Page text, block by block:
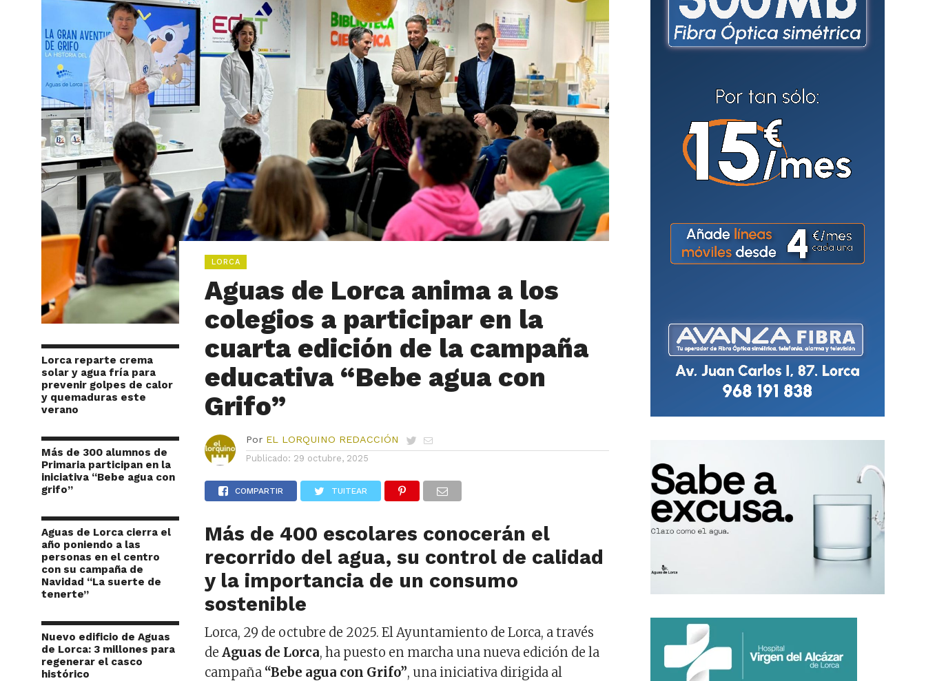
Lorca reparte crema
solar y agua fría para
prevenir golpes de calor
y quemaduras este
verano
Más de 300 alumnos de
Primaria participan en la
iniciativa “Bebe agua con
grifo”
Aguas de Lorca cierra el
año poniendo a las
personas en el centro
con su campaña de
Navidad “La suerte de
tenerte”
Nuevo edificio de Aguas
de Lorca: 3 millones para
regenerar el casco
histórico
LORCA
Aguas de Lorca anima a los
colegios a participar en la
cuarta edición de la campaña
educativa “Bebe agua con
Grifo”
Por EL LORQUINO REDACCIÓN
Publicado: 29 octubre, 2025
COMPARTIR TUITEAR
Más de 400 escolares conocerán el
recorrido del agua, su control de calidad
y la importancia de un consumo
sostenible
Lorca, 29 de octubre de 2025. El Ayuntamiento de Lorca, a través
deAguas de Lorca, ha puesto en marcha una nueva edición de la
campaña “Bebe agua con Grifo”, una iniciativa dirigida al